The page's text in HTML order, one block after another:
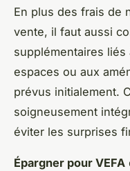
En plus des frais de
vente, il faut aussi
supplémentaires
espaces ou aux
prévus initialement.
soigneusement
éviter les surprises
Épargner pour VEFA